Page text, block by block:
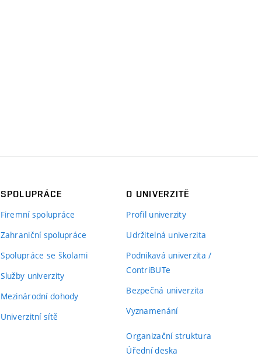
SPOLUPRÁCE
Firemní spolupráce
Zahraniční spolupráce
Spolupráce se školami
Služby univerzity
Mezinárodní dohody
Univerzitní sítě
O UNIVERZITĚ
Profil univerzity
Udržitelná univerzita
Podnikavá univerzita /
ContriBUTe
Bezpečná univerzita
Vyznamenání
Organizační struktura
Úřední deska